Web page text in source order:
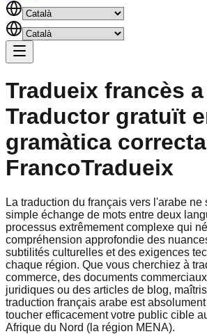
Tradueix francès
Traductor gratuït
gramàtica
FrancoTradueix
La traduction du français vers l'arabe ne
simple échange de mots entre deux
processus extrêmement complexe qui
compréhension approfondie des
subtilités culturelles et des exigences
chaque région. Que vous cherchiez à
commerce, des documents
juridiques ou des articles de blog,
traduction français arabe est
toucher efficacement votre public cible
Afrique du Nord (la région MENA).